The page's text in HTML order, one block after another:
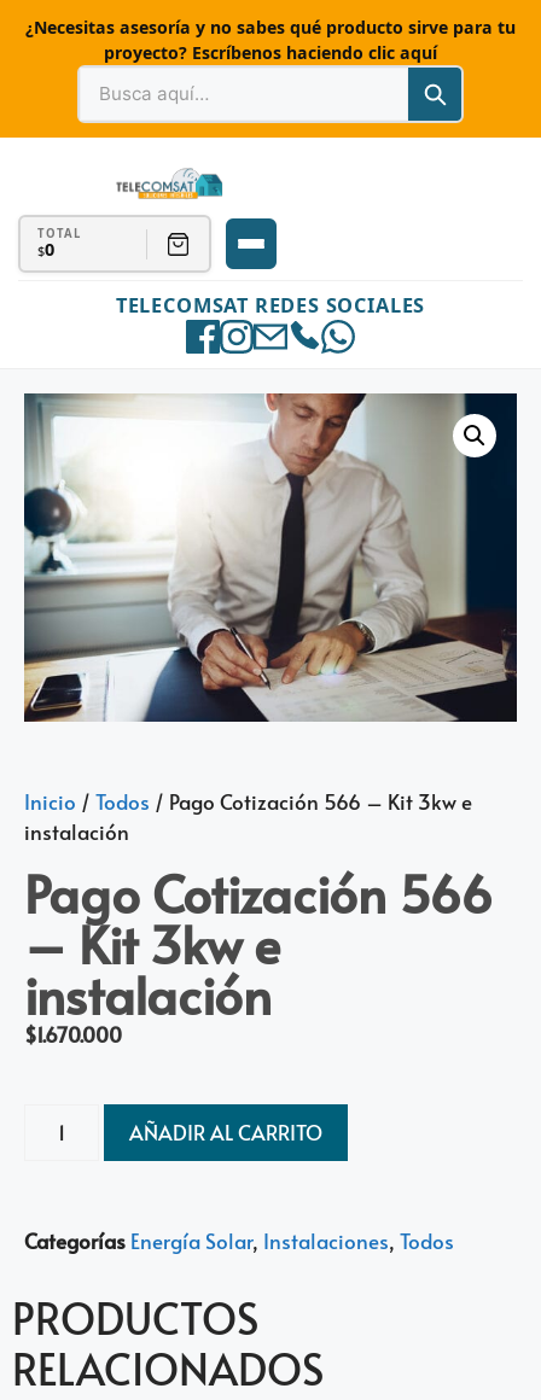
¿Necesitas asesoría y no sabes qué producto sirve para tu
proyecto? Escríbenos haciendo clic aquí
TELECOMSAT REDES SOCIALES
TOTAL
$0
Inicio / Todos / Pago Cotización 566 – Kit 3kw e
instalación
Pago Cotización 566
– Kit 3kw e
instalación
$1.670.000
AÑADIR AL CARRITO
Categorías Energía Solar, Instalaciones, Todos
PRODUCTOS
RELACIONADOS